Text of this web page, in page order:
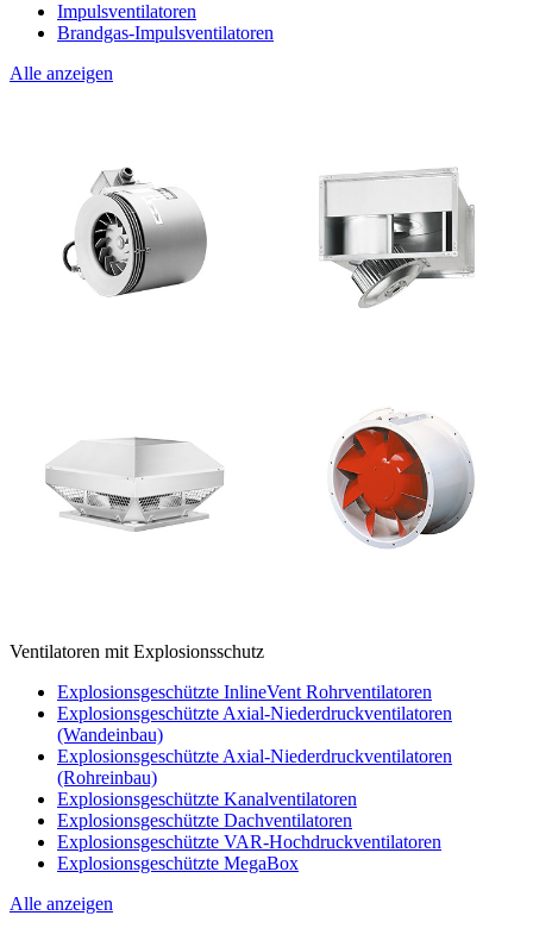
Impulsventilatoren
Brandgas-Impulsventilatoren
Alle anzeigen
Ventilatoren mit Explosionsschutz
Explosionsgeschützte InlineVent Rohrventilatoren
Explosionsgeschützte Axial-Niederdruckventilatoren
(Wandeinbau)
Explosionsgeschützte Axial-Niederdruckventilatoren
(Rohreinbau)
Explosionsgeschützte Kanalventilatoren
Explosionsgeschützte Dachventilatoren
Explosionsgeschützte VAR-Hochdruckventilatoren
Explosionsgeschützte MegaBox
Alle anzeigen